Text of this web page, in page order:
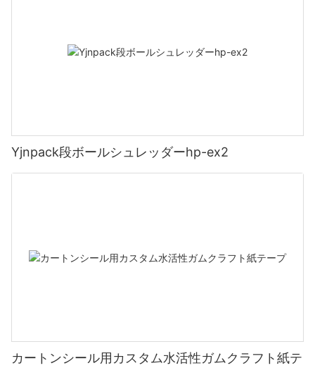
Yjnpack段ボールシュレッダーhp-ex2
カートンシール用カスタム水活性ガムクラフト紙テ